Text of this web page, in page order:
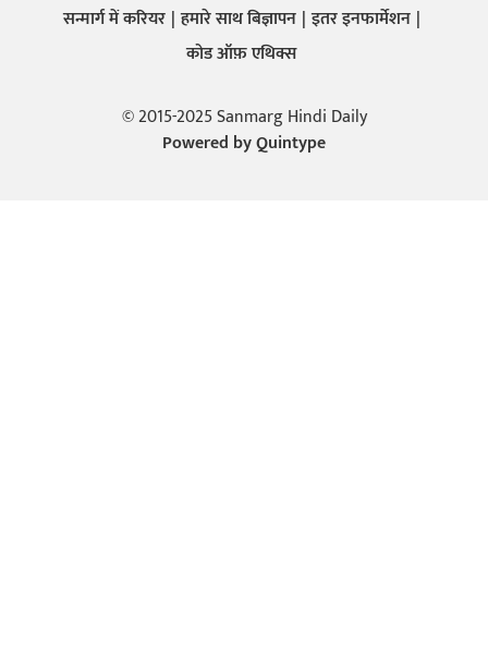
सन्मार्ग में करियर हमारे साथ बिज्ञापन इतर इनफार्मेशन
कोड ऑफ़ एथिक्स
© 2015-2025 Sanmarg Hindi Daily
Powered byQuintype